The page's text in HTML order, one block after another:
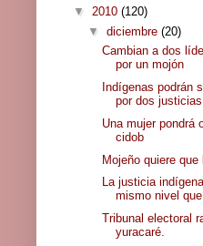
▼ 2010 (120)
▼ diciembre (20)
Cambian a dos
por un mojón
Indígenas podrán
por dos justicias
Una mujer pondrá
cidob
Mojeño quiere que
La justicia
mismo nivel
Tribunal electoral
yuracaré.